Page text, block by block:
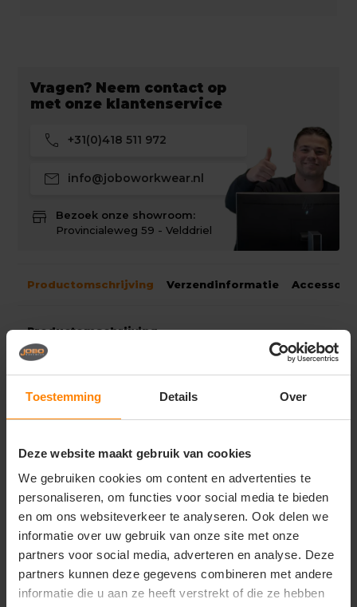
Toestemming Details Over
Deze website maakt gebruik van cookies
We gebruiken cookies om content en advertenties te
personaliseren, om functies voor social media te bieden
en om ons websiteverkeer te analyseren. Ook delen we
informatie over uw gebruik van onze site met onze
partners voor social media, adverteren en analyse. Deze
partners kunnen deze gegevens combineren met andere
informatie die u aan ze heeft verstrekt of die ze hebben
Vragen? Neem contact op
met onze klantenservice
call +31(0)418 511 972
mail info@joboworkwear.nl
store
Bezoek onze showroom:
Provincialeweg 59 - Velddriel
Productomschrijving Verzendinformatie
Productomschrijving
- Acryl stof
Headwear presenteert de Acrylic Beanie #4243. Deze
warm te blijven en een stijlvolle toevoeging aan elke
winteroutfit.
Gerelateerde producten